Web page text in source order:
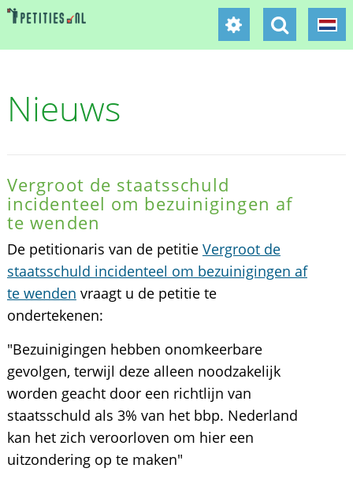
Nieuws
Vergroot de staatsschuld
incidenteel om bezuinigingen af
te wenden
De petitionaris van de petitie Vergroot de
staatsschuld incidenteel om bezuinigingen af
te wenden vraagt u de petitie te
ondertekenen:
"Bezuinigingen hebben onomkeerbare
gevolgen, terwijl deze alleen noodzakelijk
worden geacht door een richtlijn van
staatsschuld als 3% van het bbp. Nederland
kan het zich veroorloven om hier een
uitzondering op te maken"